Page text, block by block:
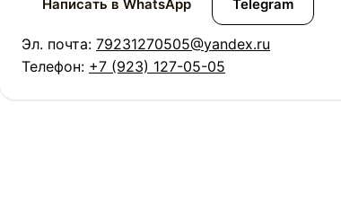
Написать в WhatsApp Telegram
Эл. почта: 79231270505@yandex.ru
Телефон: +7 (923) 127-05-05